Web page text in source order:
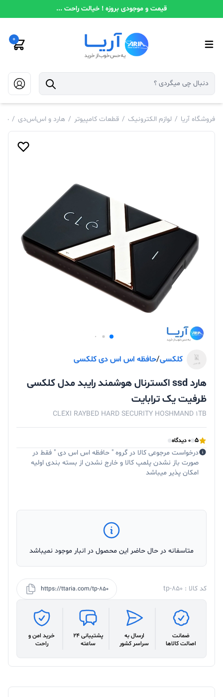
قیمت و موجودی بروزه ! خیالت راحت ...
0
فروشگاه آریا / لوازم الکترونیک / قطعات کامپیوتر / هارد و اس‌اس‌دی /
کلکسی/حافظه اس اس دی کلکسی
هارد ssd اکسترنال هوشمند رایبد مدل کلکسی
ظرفیت یک ترابایت
CLÉXI RAYBED HARD SECURITY HOSHMAND 1TB
5 0 دیدگاه
درخواست مرجوعی کالا در گروه " حافظه اس اس دی " فقط در
صورت باز نشدن پلمپ کالا و خارج نشدن از بسته بندی اولیه
امکان پذیر میباشد
متاسفانه در حال حاضر این محصول در انبار موجود نمیباشد
کد کالا : tp-850 https://ttaria.com/tp-850
ضمانت
اصالت کالاها
ارسال به
سراسر کشور
پشتیبانی 24
ساعته
خرید امن و
راحت